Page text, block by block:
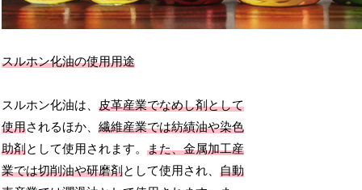
スルホン化油の使用用途
スルホン化油は、皮革産業でなめし剤として
使用されるほか、繊維産業では紡績油や染色
助剤として使用されます。また、金属加工産
業では切削油や研磨剤として使用され、自動